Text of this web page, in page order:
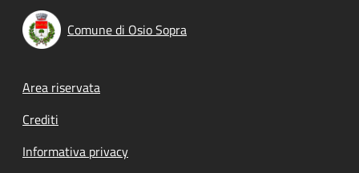
Comune di Osio Sopra
Footer menu
Area riservata
Crediti
Informativa privacy